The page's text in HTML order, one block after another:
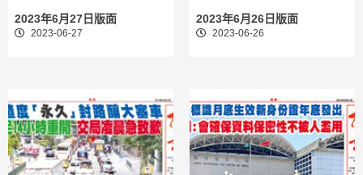
2023年6月27日版面
2023-06-27
2023年6月26日版面
2023-06-26